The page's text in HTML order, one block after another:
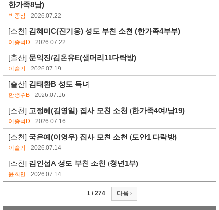
한가족8남)
박종삼 2026.07.22
[소천] 김혜미C(진기웅) 성도 부친 소천 (한가족4부부)
이종석D 2026.07.22
[출산] 문익진/김온유E(샘머리11다락방)
이슬기 2026.07.19
[출산] 김태환B 성도 득녀
한영수B 2026.07.16
[소천] 고정혜(김영일) 집사 모친 소천 (한가족4여/남19)
이종석D 2026.07.16
[소천] 국은예(이영우) 집사 모친 소천 (도안1 다락방)
이슬기 2026.07.14
[소천] 김인섭A 성도 부친 소천 (청년1부)
윤희민 2026.07.14
1 / 274 다음 ›